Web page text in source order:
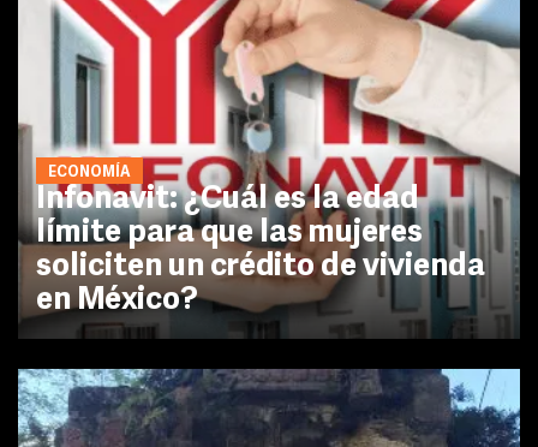
ECONOMÍA
Infonavit: ¿Cuál es la edad
límite para que las mujeres
soliciten un crédito de vivienda
en México?